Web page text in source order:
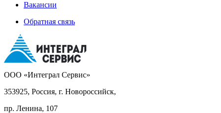
Вакансии
Обратная связь
ООО «Интеграл Сервис»
353925, Россия, г. Новороссийск,
пр. Ленина, 107